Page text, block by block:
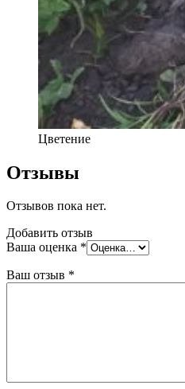
Цветение
Отзывы
Отзывов пока нет.
Добавить отзыв
Ваша оценка *
Ваш отзыв *